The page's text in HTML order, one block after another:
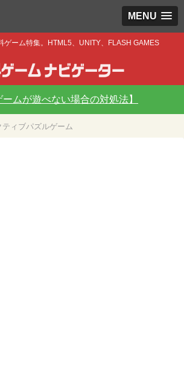
MENU
ゲーム特集。HTML5、UNITY、FLASH GAMES
ームが遊べない場合の対処法】
ティブパズルゲーム